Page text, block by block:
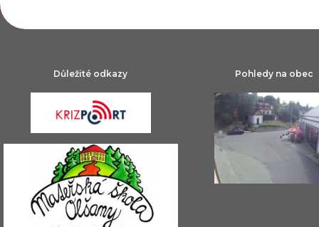
Důležité odkazy Pohledy na obec